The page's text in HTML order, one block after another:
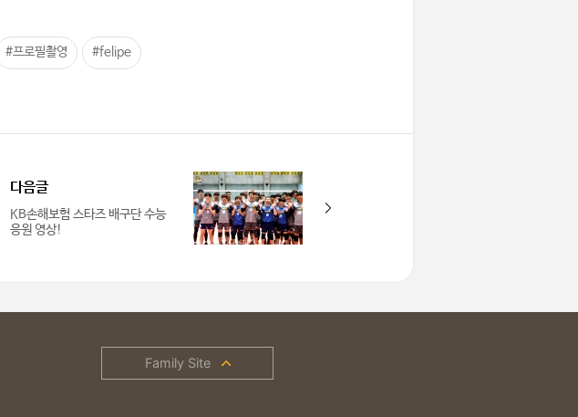
#프로필촬영 #felipe
다음글
KB손해보험 스타즈 배구단 수능
응원 영상!
Family Site